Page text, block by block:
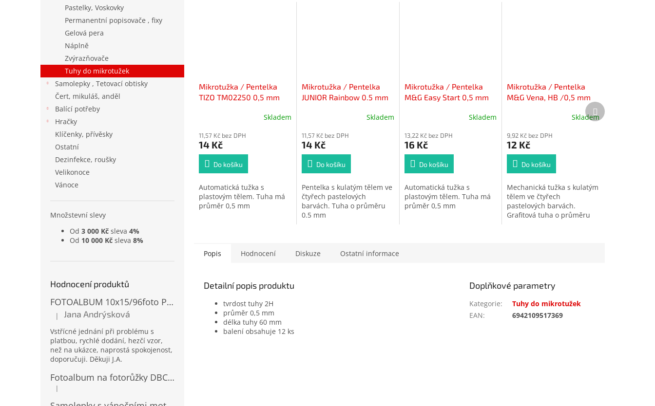
Pastelky, Voskovky
Permanentní popisovače , fixy
Gelová pera
Náplně
Zvýrazňovače
Tuhy do mikrotužek
Samolepky , Tetovací obtisky
Čert, mikuláš, anděl
Balící potřeby
Hračky
Klíčenky, přívěsky
Ostatní
Dezinfekce, roušky
Velikonoce
Vánoce
Množstevní slevy
Od 3 000 Kč sleva 4%
Od 10 000 Kč sleva 8%
Hodnocení produktů
FOTOALBUM 10x15/96foto PP-4696 MIX
Hodnocení produktu je 5 z 5 hvězdiček.
| Jana Andrýsková
Vstřícné jednání při problému s
platbou, rychlé dodání, hezčí vzor,
než na ukázce, naprostá spokojenost,
doporučuji. Děkuji J.A.
Fotoalbum na fotorůžky DBCL-30 Homage 2
Hodnocení produktu je 5 z 5 hvězdiček.
|
Mikrotužka / Pentelka
TIZO TM02250 0,5 mm
Skladem
11,57 Kč bez DPH
14 Kč
Do košíku
Automatická tužka s
plastovým tělem. Tuha má
průměr 0,5 mm
Mikrotužka / Pentelka
JUNIOR Rainbow 0.5 mm
Skladem
11,57 Kč bez DPH
14 Kč
Do košíku
Pentelka s kulatým tělem ve
čtyřech pastelových
barvách. Tuha o průměru
0.5 mm
Mikrotužka / Pentelka
M&G Easy Start 0,5 mm
Skladem
13,22 Kč bez DPH
16 Kč
Do košíku
Automatická tužka s
plastovým tělem. Tuha má
průměr 0,5 mm
Mikrotužka / Pentelka
M&G Vena, HB /0,5 mm
Skladem
9,92 Kč bez DPH
12 Kč
Do košíku
Mechanická tužka s kulatým
tělem ve čtyřech
pastelových barvách.
Grafitová tuha o průměru
Další
produkt
Popis Hodnocení Diskuze Ostatní informace
Detailní popis produktu
tvrdost tuhy 2H
průměr 0,5 mm
délka tuhy 60 mm
balení obsahuje 12 ks
Doplňkové parametry
Kategorie:
Tuhy do mikrotužek
EAN: 6942109517369